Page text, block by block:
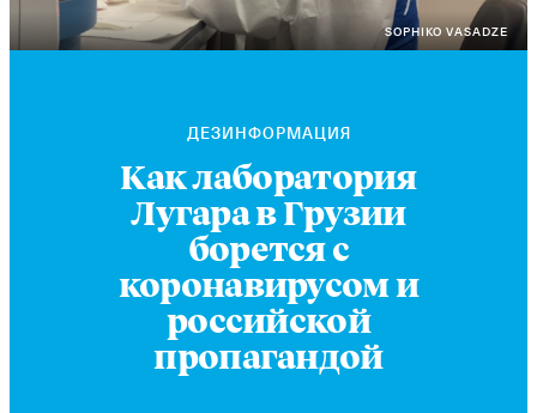
SOPHIKO VASADZE
ДЕЗИНФОРМАЦИЯ
Как лаборатория
Лугара в Грузии
борется с
коронавирусом и
российской
пропагандой